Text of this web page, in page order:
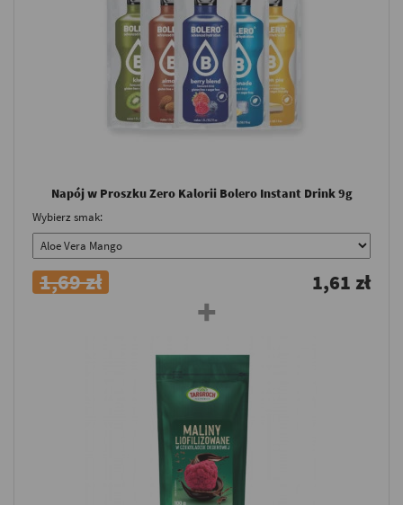
Napój w Proszku Zero Kalorii Bolero Instant Drink 9g
Wybierz smak:
1,69 zł 1,61 zł